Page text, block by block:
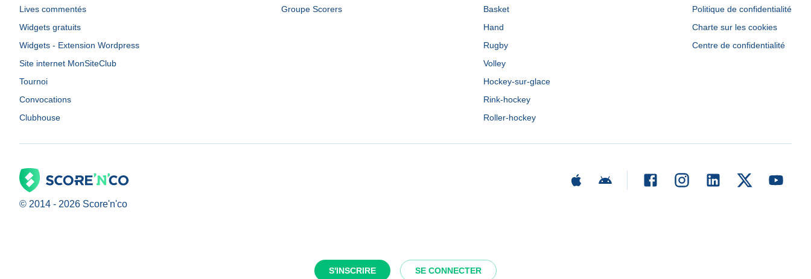
S'INSCRIRE SE CONNECTER
Lives commentés
Widgets gratuits
Widgets - Extension Wordpress
Site internet MonSiteClub
Tournoi
Convocations
Clubhouse
Groupe Scorers
Basket
Hand
Rugby
Volley
Hockey-sur-glace
Rink-hockey
Roller-hockey
Politique de confidentialité
Charte sur les cookies
Centre de confidentialité
© 2014 - 2026 Score'n'co